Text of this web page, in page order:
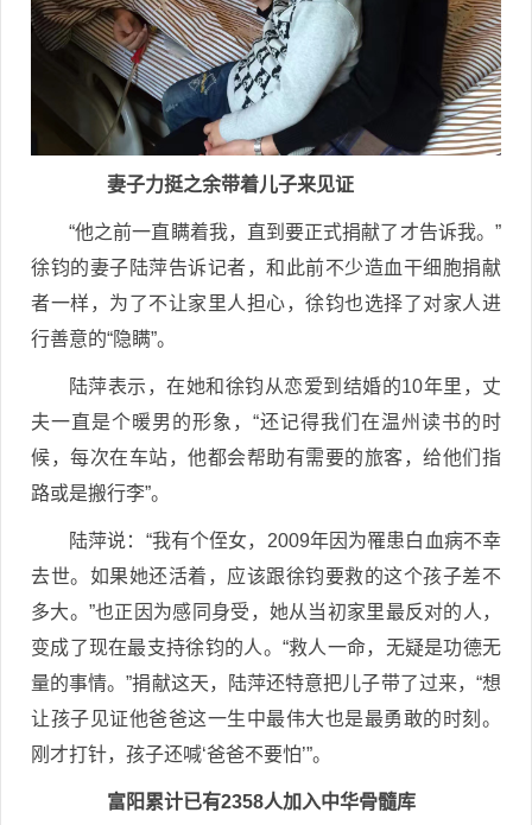
妻子力挺之余带着儿子来见证
“他之前一直瞒着我，直到要正式捐献了才告诉我。”
徐钧的妻子陆萍告诉记者，和此前不少造血干细胞捐献
者一样，为了不让家里人担心，徐钧也选择了对家人进
行善意的“隐瞒”。
陆萍表示，在她和徐钧从恋爱到结婚的10年里，丈
夫一直是个暖男的形象，“还记得我们在温州读书的时
候，每次在车站，他都会帮助有需要的旅客，给他们指
路或是搬行李”。
陆萍说：“我有个侄女，2009年因为罹患白血病不幸
去世。如果她还活着，应该跟徐钧要救的这个孩子差不
多大。”也正因为感同身受，她从当初家里最反对的人，
变成了现在最支持徐钧的人。“救人一命，无疑是功德无
量的事情。”捐献这天，陆萍还特意把儿子带了过来，“想
让孩子见证他爸爸这一生中最伟大也是最勇敢的时刻。
刚才打针，孩子还喊‘爸爸不要怕’”。
富阳累计已有2358人加入中华骨髓库